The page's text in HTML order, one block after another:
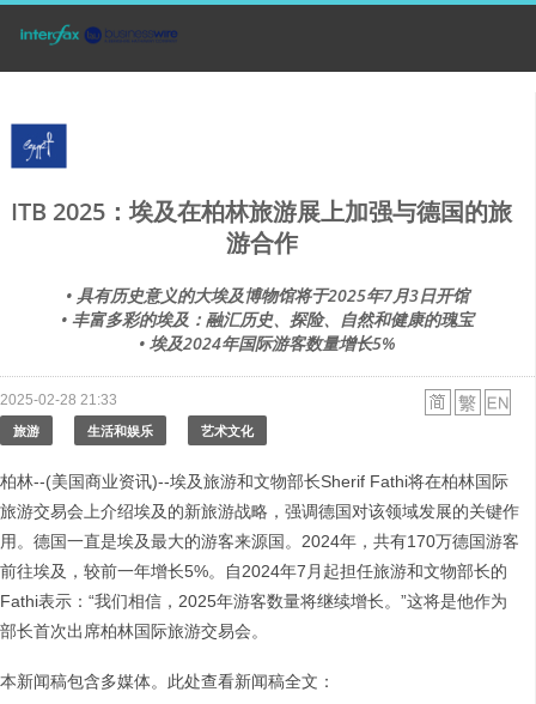
ITB 2025：埃及在柏林旅游展上加强与德国的旅
游合作
• 具有历史意义的大埃及博物馆将于2025年7月3日开馆
• 丰富多彩的埃及：融汇历史、探险、自然和健康的瑰宝
• 埃及2024年国际游客数量增长5%
2025-02-28 21:33
旅游 生活和娱乐 艺术文化
柏林--(美国商业资讯)--埃及旅游和文物部长Sherif Fathi将在柏林国际
旅游交易会上介绍埃及的新旅游战略，强调德国对该领域发展的关键作
用。德国一直是埃及最大的游客来源国。2024年，共有170万德国游客
前往埃及，较前一年增长5%。自2024年7月起担任旅游和文物部长的
Fathi表示：“我们相信，2025年游客数量将继续增长。”这将是他作为
部长首次出席柏林国际旅游交易会。
本新闻稿包含多媒体。此处查看新闻稿全文：